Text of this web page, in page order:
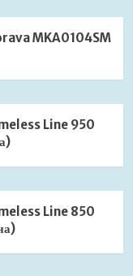
MKA0104SM
Line 950
Line 850